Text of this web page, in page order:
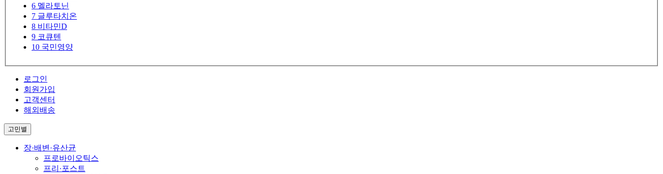
6 멜라토닌
7 글루타치온
8 비타민D
9 코큐텐
10 국민영양
로그인
회원가입
고객센터
해외배송
고민별
장·배변·유산균
프로바이오틱스
프리·포스트